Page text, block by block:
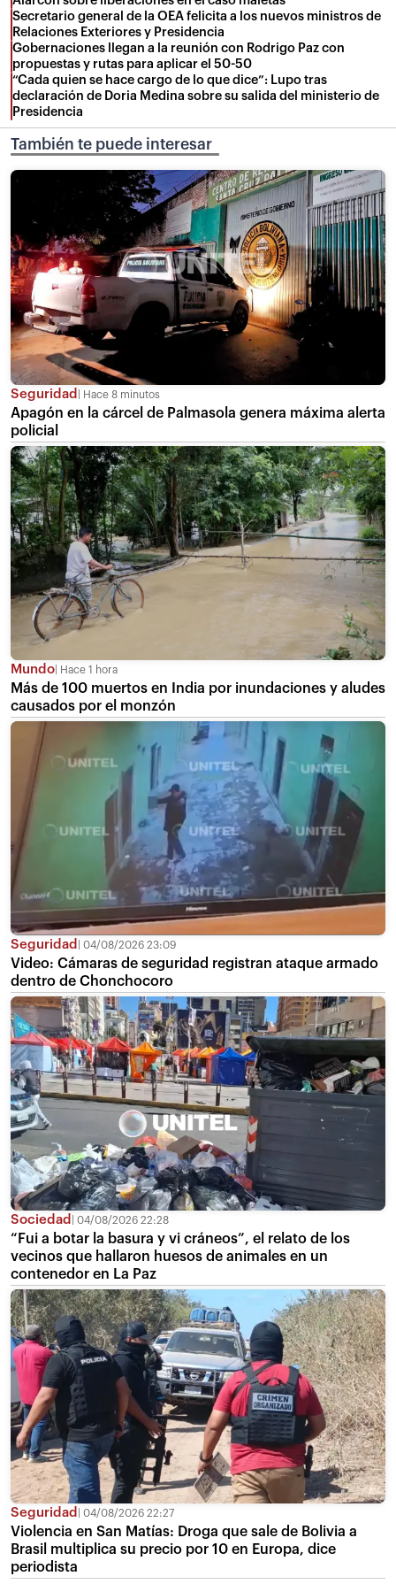
Secretario general de la OEA felicita a los nuevos ministros de
Relaciones Exteriores y Presidencia
Gobernaciones llegan a la reunión con Rodrigo Paz con
propuestas y rutas para aplicar el 50-50
“Cada quien se hace cargo de lo que dice”: Lupo tras
declaración de Doria Medina sobre su salida del ministerio de
Presidencia
También te puede interesar
Seguridad Hace 8 minutos
Apagón en la cárcel de Palmasola genera máxima alerta
policial
Mundo Hace 1 hora
Más de 100 muertos en India por inundaciones y aludes
causados por el monzón
Seguridad 04/08/2026 23:09
Video: Cámaras de seguridad registran ataque armado
dentro de Chonchocoro
Sociedad 04/08/2026 22:28
“Fui a botar la basura y vi cráneos”, el relato de los
vecinos que hallaron huesos de animales en un
contenedor en La Paz
Seguridad 04/08/2026 22:27
Violencia en San Matías: Droga que sale de Bolivia a
Brasil multiplica su precio por 10 en Europa, dice
periodista